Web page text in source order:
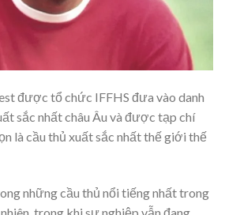
được tổ chức IFFHS đưa vào danh
sắc nhất châu Âu và được tạp chí
là cầu thủ xuất sắc nhất thế giới thế
những cầu thủ nổi tiếng nhất trong